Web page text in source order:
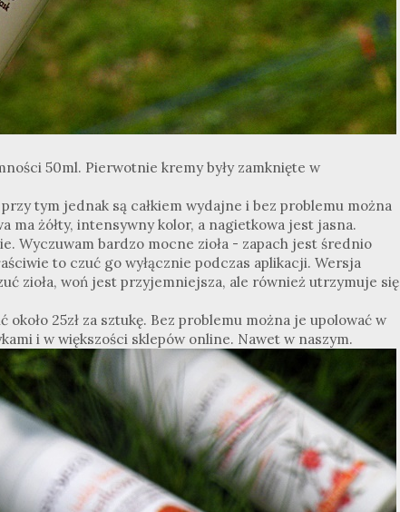
50ml. Pierwotnie kremy były zamknięte w
tym jednak są całkiem wydajne i bez problemu można
żółty, intensywny kolor, a nagietkowa jest jasna.
Wyczuwam bardzo mocne zioła - zapach jest średnio
to czuć go wyłącznie podczas aplikacji. Wersja
zioła, woń jest przyjemniejsza, ale również utrzymuje się
około 25zł za sztukę. Bez problemu można je upolować w
i w większości sklepów online. Nawet w naszym.